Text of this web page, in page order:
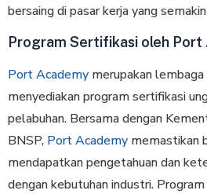
bersaing di pasar kerja yang
Program Sertifikasi oleh Port
Port Academy merupakan
menyediakan program sertifikasi
pelabuhan. Bersama dengan
BNSP, Port Academy memastikan
mendapatkan pengetahuan dan
dengan kebutuhan industri.